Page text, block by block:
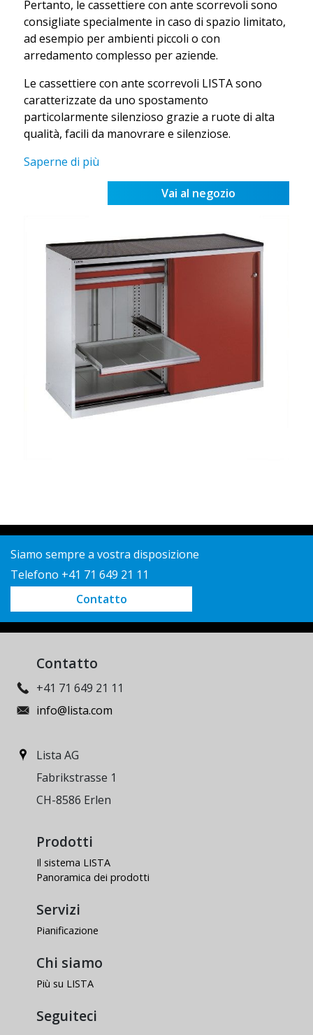
Pertanto, le cassettiere con ante scorrevoli sono
consigliate specialmente in caso di spazio limitato,
ad esempio per ambienti piccoli o con
arredamento complesso per aziende.
Le cassettiere con ante scorrevoli LISTA sono
caratterizzate da uno spostamento
particolarmente silenzioso grazie a ruote di alta
qualità, facili da manovrare e silenziose.
Saperne di più
Vai al negozio
Siamo sempre a vostra disposizione
Telefono +41 71 649 21 11
Contatto
Contatto
+41 71 649 21 11
info@lista.com
Lista AG
Fabrikstrasse 1
CH-8586 Erlen
Prodotti
Il sistema LISTA
Panoramica dei prodotti
Servizi
Pianificazione
Chi siamo
Più su LISTA
Seguiteci